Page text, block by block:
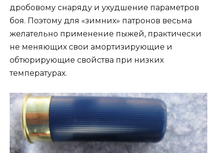
дробовому снаряду и ухудшение параметров
боя. Поэтому для «зимних» патронов весьма
желательно применение пыжей, практически
не меняющих свои амортизирующие и
обтюрирующие свойства при низких
температурах.